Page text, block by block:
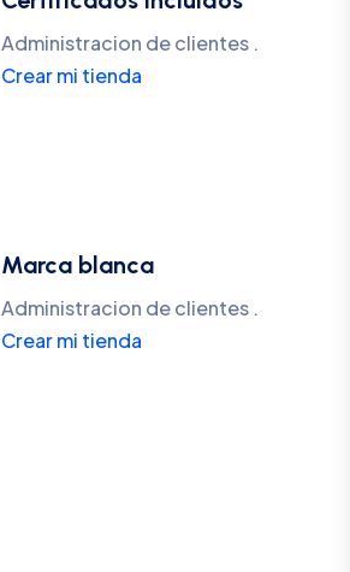
Administracion de clientes .
Crear mi tienda
Marca blanca
Administracion de clientes .
Crear mi tienda